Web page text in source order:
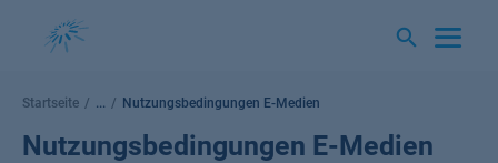
Startseite ... Nutzungsbedingungen E-Medien
Nutzungsbedingungen E-Medien